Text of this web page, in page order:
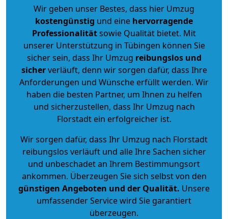
Wir geben unser Bestes, dass hier Umzug
kostengünstig und eine hervorragende
Professionalitätsowie Qualität bietet. Mit
unserer Unterstützung in Tübingen können Sie
sicher sein, dass Ihr Umzug reibungslos und
sicherverläuft, denn wir sorgen dafür, dass Ihre
Anforderungen und Wünsche erfüllt werden. Wir
haben die besten Partner, um Ihnen zu helfen
und sicherzustellen, dass Ihr Umzug nach
Florstadt ein erfolgreicher ist.
Wir sorgen dafür, dass Ihr Umzug nach Florstadt
reibungslos verläuft und alle Ihre Sachen sicher
und unbeschadet an Ihrem Bestimmungsort
ankommen. Überzeugen Sie sich selbst von den
günstigen Angeboten und der Qualität. Unsere
umfassender Service wird Sie garantiert
überzeugen.